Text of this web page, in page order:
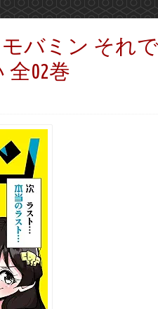
バミン それ
全02巻